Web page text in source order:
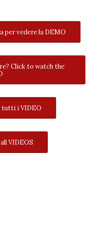
per vedere la DEMO
Click to watch the
tutti i VIDEO
VIDEOS